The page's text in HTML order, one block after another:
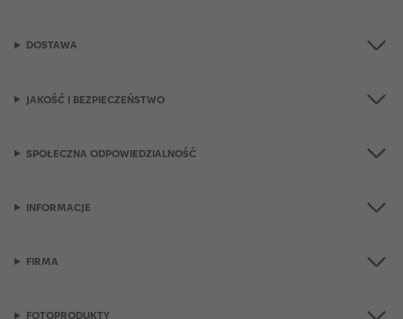
DOSTAWA
JAKOŚĆ I BEZPIECZEŃSTWO
SPOŁECZNA ODPOWIEDZIALNOŚĆ
INFORMACJE
FIRMA
FOTOPRODUKTY